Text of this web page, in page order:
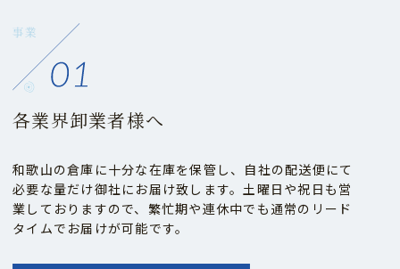
各業界卸業者様へ
和歌山の倉庫に十分な在庫を保管し、自社の配送便にて
必要な量だけ御社にお届け致します。土曜日や祝日も営
業しておりますので、繁忙期や連休中でも通常のリード
タイムでお届けが可能です。